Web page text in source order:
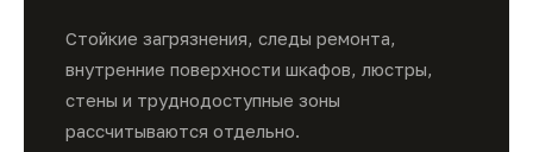
Стойкие загрязнения, следы ремонта,
внутренние поверхности шкафов, люстры,
стены и труднодоступные зоны
рассчитываются отдельно.